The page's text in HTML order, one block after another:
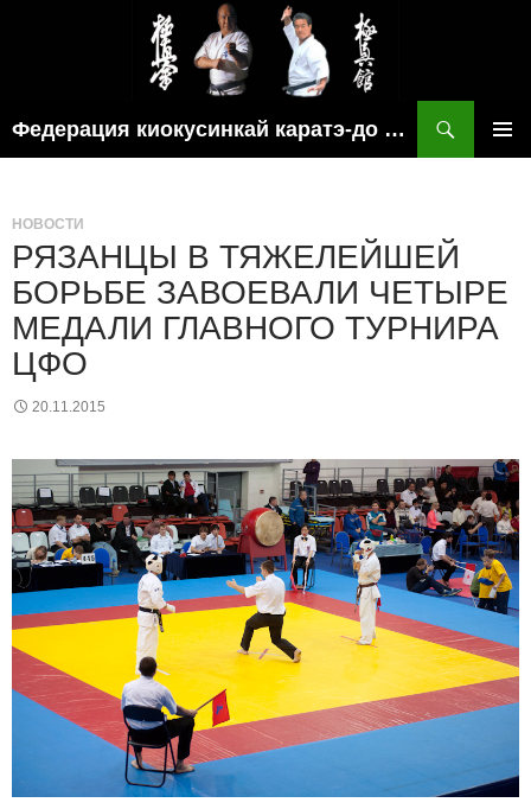
Федерация киокусинкай каратэ-до рязанской области
НОВОСТИ
РЯЗАНЦЫ В ТЯЖЕЛЕЙШЕЙ
БОРЬБЕ ЗАВОЕВАЛИ ЧЕТЫРЕ
МЕДАЛИ ГЛАВНОГО ТУРНИРА
ЦФО
20.11.2015